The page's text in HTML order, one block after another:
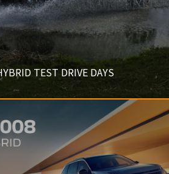
TEST DRIVE DAYS